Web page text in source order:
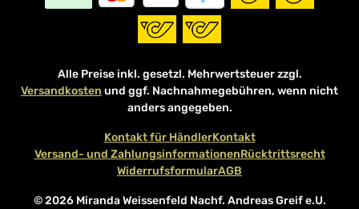
Alle Preise inkl. gesetzl. Mehrwertsteuer zzgl.
Versandkosten und ggf. Nachnahmegebühren, wenn nicht
anders angegeben.
© 2026 Miranda Weissenfeld Nachf. Andreas Greif e.U.
Kontakt für HändlerKontakt
Versand- und ZahlungsinformationenRücktrittsrecht
WiderrufsformularAGB